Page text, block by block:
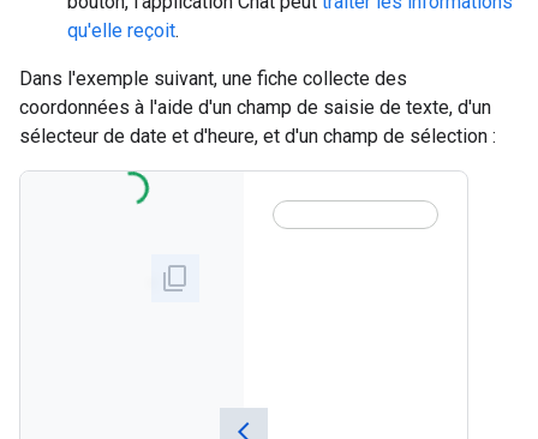
qu'elle reçoit.
Dans l'exemple suivant, une fiche collecte des
coordonnées à l'aide d'un champ de saisie de texte, d'un
sélecteur de date et d'heure, et d'un champ de sélection :